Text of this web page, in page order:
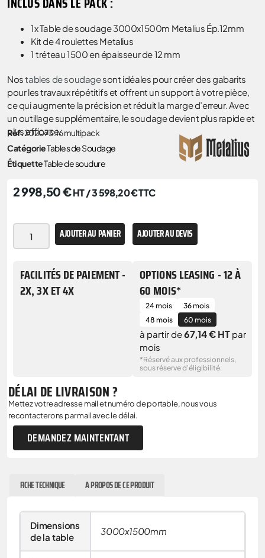
1x Table de soudage 3000x1500m Metalius Ép.12mm
Kit de 4 roulettes Metalius
1 tréteau 1500 en épaisseur de 12 mm
Nostables de soudagesont idéales pour créer des gabarits
pour les travaux répétitifs et offrent un support à votre pièce,
ce qui augmente la précision et réduit la marge d’erreur. Avec
un outillage supplémentaire, le soudage devient plus rapide et
plus efficace.
Réf.202073.16 multipack
CatégorieTables de Soudage
ÉtiquetteTable de soudure
2 998,50€HT /3 598,20€TTC
AJOUTER AU PANIER AJOUTER AU DEVIS
FACILITÉS DE PAIEMENT -
2X, 3X ET 4X
OPTIONS LEASING - 12 À
60 MOIS*
24 mois
36 mois
48 mois
60 mois
à partir de67,14 € HT par
mois
*Réservé aux professionnels,
sous réserve d'éligibilité.
DÉLAI DE LIVRAISON ?
Mettez votre adresse mail et numéro de portable, nous vous
recontacterons par mail avec le délai.
DEMANDEZ MAINTENTANT
FICHE TECHNIQUE A PROPOS DE CE PRODUIT
Dimensions
de la table
3000x1500mm